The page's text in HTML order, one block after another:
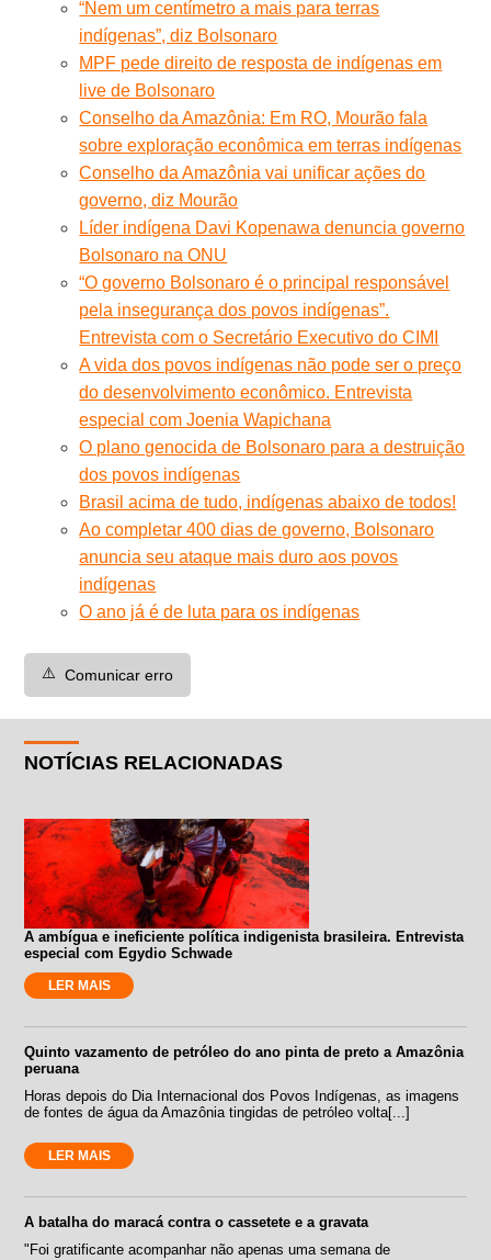
“Nem um centímetro a mais para terras
indígenas”, diz Bolsonaro
MPF pede direito de resposta de indígenas em
live de Bolsonaro
Conselho da Amazônia: Em RO, Mourão fala
sobre exploração econômica em terras indígenas
Conselho da Amazônia vai unificar ações do
governo, diz Mourão
Líder indígena Davi Kopenawa denuncia governo
Bolsonaro na ONU
“O governo Bolsonaro é o principal responsável
pela insegurança dos povos indígenas”.
Entrevista com o Secretário Executivo do CIMI
A vida dos povos indígenas não pode ser o preço
do desenvolvimento econômico. Entrevista
especial com Joenia Wapichana
O plano genocida de Bolsonaro para a destruição
dos povos indígenas
Brasil acima de tudo, indígenas abaixo de todos!
Ao completar 400 dias de governo, Bolsonaro
anuncia seu ataque mais duro aos povos
indígenas
O ano já é de luta para os indígenas
⚠️ Comunicar erro
NOTÍCIAS RELACIONADAS
A ambígua e ineficiente política indigenista brasileira. Entrevista
especial com Egydio Schwade
LER MAIS
Quinto vazamento de petróleo do ano pinta de preto a Amazônia
peruana
Horas depois do Dia Internacional dos Povos Indígenas, as imagens
de fontes de água da Amazônia tingidas de petróleo volta[...]
LER MAIS
A batalha do maracá contra o cassetete e a gravata
"Foi gratificante acompanhar não apenas uma semana de